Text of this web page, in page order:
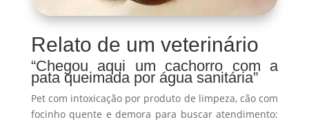
Relato de um veterinário
“Chegou aqui um cachorro com a
pata queimada por água sanitária”
Pet com intoxicação por produto de limpeza, cão com
focinho quente e demora para buscar atendimento: